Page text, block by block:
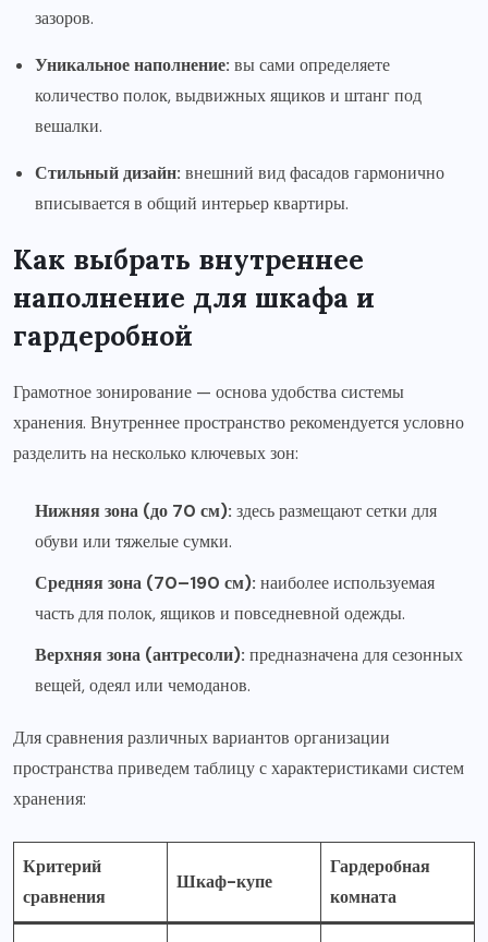
зазоров.
Уникальное наполнение: вы сами определяете
количество полок, выдвижных ящиков и штанг под
вешалки.
Стильный дизайн: внешний вид фасадов гармонично
вписывается в общий интерьер квартиры.
Как выбрать внутреннее
наполнение для шкафа и
гардеробной
Грамотное зонирование — основа удобства системы
хранения. Внутреннее пространство рекомендуется условно
разделить на несколько ключевых зон:
Нижняя зона (до 70 см): здесь размещают сетки для
обуви или тяжелые сумки.
Средняя зона (70–190 см): наиболее используемая
часть для полок, ящиков и повседневной одежды.
Верхняя зона (антресоли): предназначена для сезонных
вещей, одеял или чемоданов.
Для сравнения различных вариантов организации
пространства приведем таблицу с характеристиками систем
хранения:
Критерий
сравнения
Шкаф-купе
Гардеробная
комната